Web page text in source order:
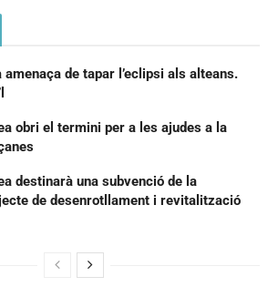
amenaça de tapar l’eclipsi als alteans.
obri el termini per a les ajudes a la
destinarà una subvenció de la
de desenrotllament i revitalització